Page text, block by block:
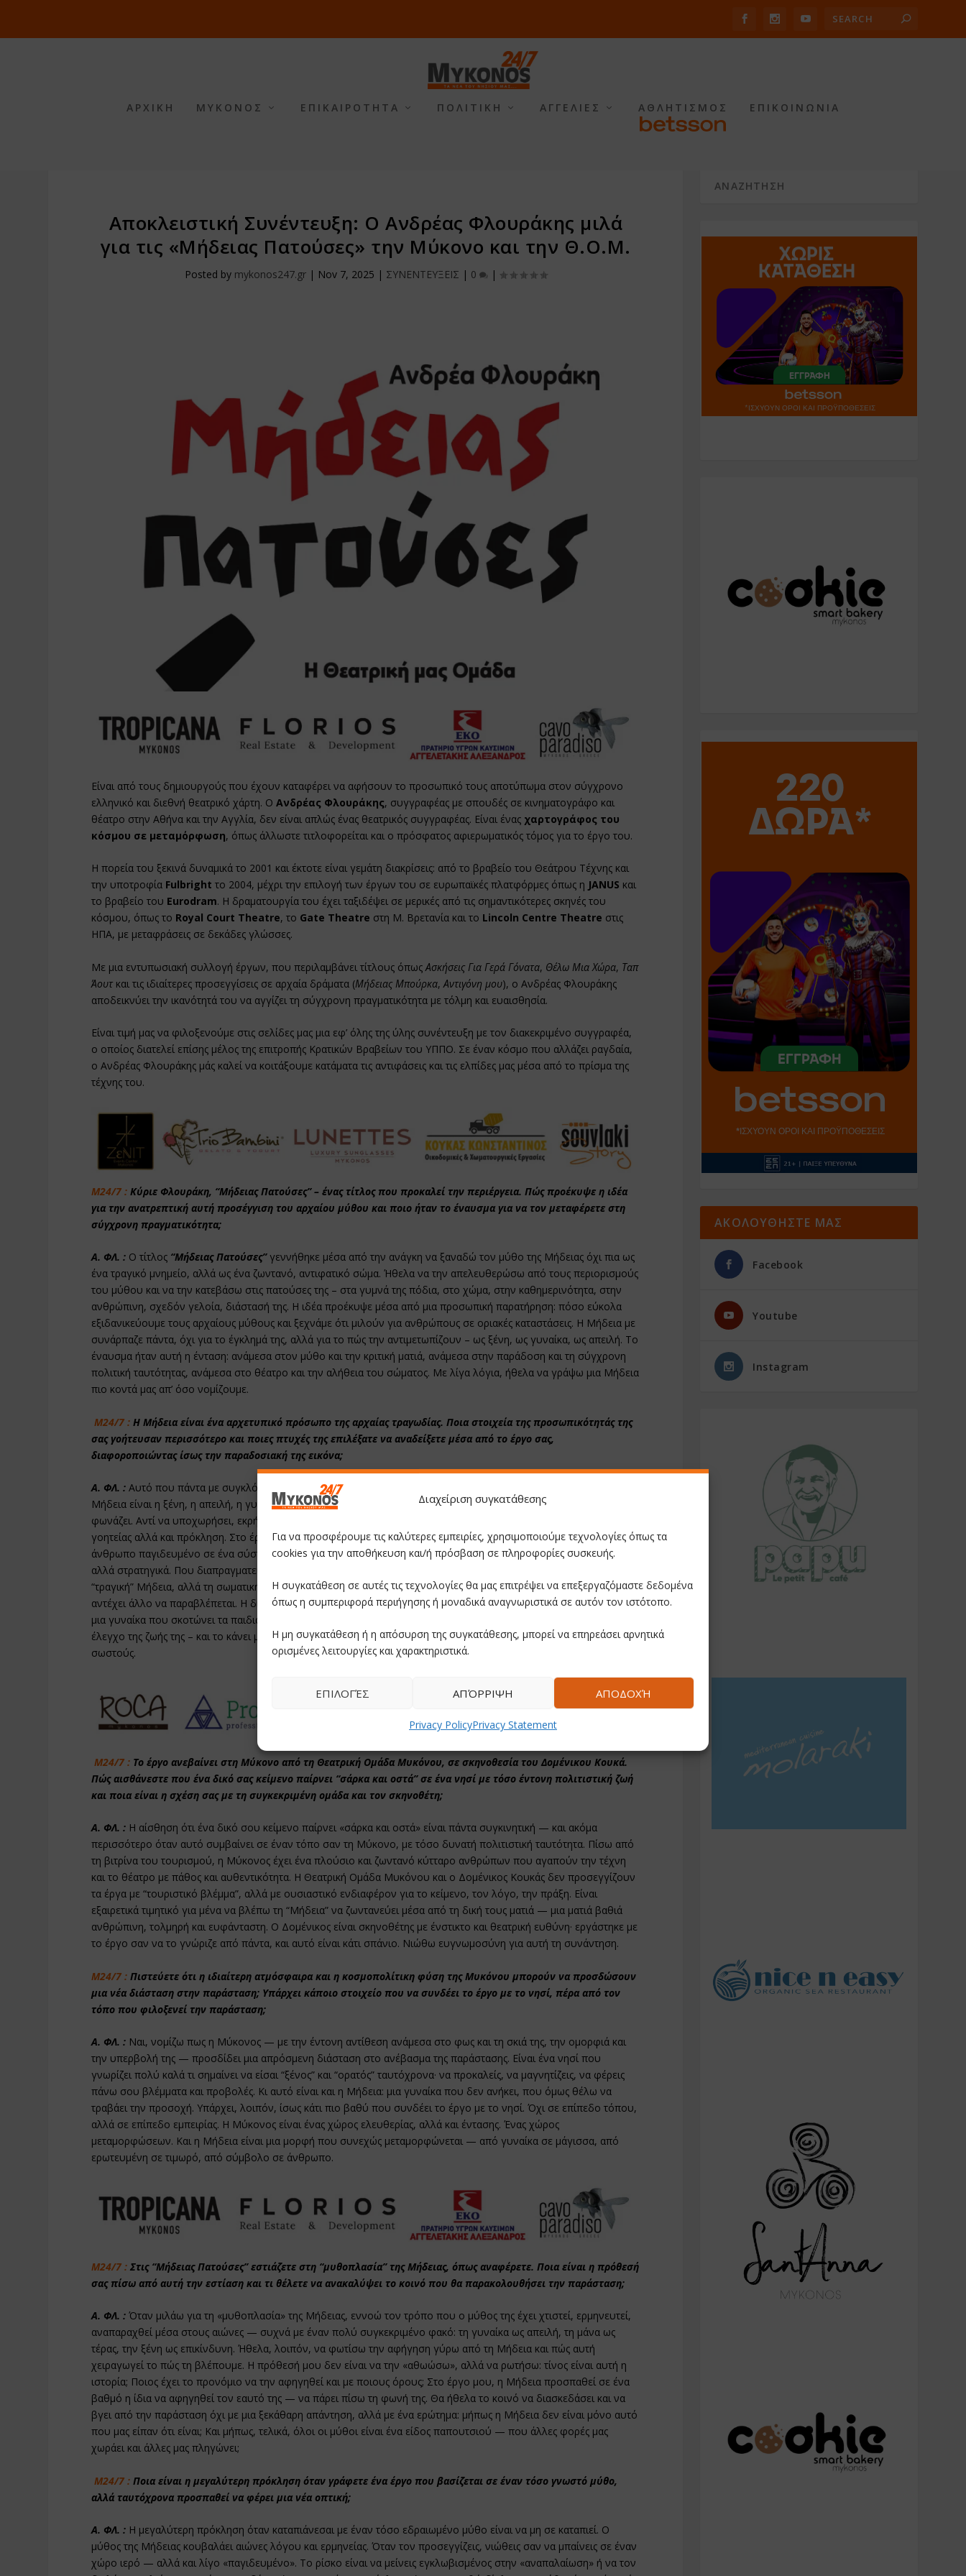
Διαχείριση συγκατάθεσης
Για να προσφέρουμε τις καλύτερες εμπειρίες, χρησιμοποιούμε τεχνολογίες όπως τα
cookies για την αποθήκευση και/ή πρόσβαση σε πληροφορίες συσκευής.
Η συγκατάθεση σε αυτές τις τεχνολογίες θα μας επιτρέψει να επεξεργαζόμαστε δεδομένα
όπως η συμπεριφορά περιήγησης ή μοναδικά αναγνωριστικά σε αυτόν τον ιστότοπο.
Η μη συγκατάθεση ή η απόσυρση της συγκατάθεσης, μπορεί να επηρεάσει αρνητικά
ορισμένες λειτουργίες και χαρακτηριστικά.
ΑΠΟΔΟΧΉ
ΑΠΌΡΡΙΨΗ
ΕΠΙΛΟΓΈΣ
Privacy PolicyPrivacy Statement
ΑΡΧΙΚΗ ΜΥΚΟΝΟΣ ΕΠΙΚΑΙΡΟΤΗΤΑ ΠΟΛΙΤΙΚΗ ΑΓΓΕΛΙΕΣ ΑΘΛΗΤΙΣΜΟΣ ΕΠΙΚΟΙΝΩΝΙΑ
Αποκλειστική Συνέντευξη: Ο Ανδρέας Φλουράκης μιλά
για τις «Μήδειας Πατούσες» την Μύκονο και την Θ.Ο.Μ.
Posted by mykonos247.gr| Nov 7, 2025 | ΣΥΝΕΝΤΕΥΞΕΙΣ | 0 |
Είναι από τους δημιουργούς που έχουν καταφέρει να αφήσουν το προσωπικό τους αποτύπωμα στον σύγχρονο
ελληνικό και διεθνή θεατρικό χάρτη. ΟΑνδρέας Φλουράκης, συγγραφέας με σπουδές σε κινηματογράφο και
θέατρο στην Αθήνα και την Αγγλία, δεν είναι απλώς ένας θεατρικός συγγραφέας. Είναι ένας χαρτογράφος του
κόσμου σε μεταμόρφωση, όπως άλλωστε τιτλοφορείται και ο πρόσφατος αφιερωματικός τόμος για το έργο του.
Η πορεία του ξεκινά δυναμικά το 2001 και έκτοτε είναι γεμάτη διακρίσεις: από το βραβείο του Θεάτρου Τέχνης και
την υποτροφία Fulbright το 2004, μέχρι την επιλογή των έργων του σε ευρωπαϊκές πλατφόρμες όπως η JANUS και
το βραβείο του Eurodram. Η δραματουργία του έχει ταξιδέψει σε μερικές από τις σημαντικότερες σκηνές του
κόσμου, όπως το Royal Court Theatre, το Gate Theatre στη Μ. Βρετανία και το Lincoln Centre Theatre στις
ΗΠΑ, με μεταφράσεις σε δεκάδες γλώσσες.
Με μια εντυπωσιακή συλλογή έργων, που περιλαμβάνει τίτλους όπωςΑσκήσεις Για Γερά Γόνατα, Θέλω Μια Χώρα, Ταπ
Άουτ και τις ιδιαίτερες προσεγγίσεις σε αρχαία δράματα (Μήδειας Μπούρκα,Αντιγόνη μου), ο Ανδρέας Φλουράκης
αποδεικνύει την ικανότητά του να αγγίζει τη σύγχρονη πραγματικότητα με τόλμη και ευαισθησία.
Είναι τιμή μας να φιλοξενούμε στις σελίδες μας μια εφ’ όλης της ύλης συνέντευξη με τον διακεκριμένο συγγραφέα,
ο οποίος διατελεί επίσης μέλος της επιτροπής Κρατικών Βραβείων του ΥΠΠΟ. Σε έναν κόσμο που αλλάζει ραγδαία,
ο Ανδρέας Φλουράκης μάς καλεί να κοιτάξουμε κατάματα τις αντιφάσεις και τις ελπίδες μας μέσα από το πρίσμα της
τέχνης του.
Μ24/7 :Κύριε Φλουράκη, “Μήδειας Πατούσες” – ένας τίτλος που προκαλεί την περιέργεια. Πώς προέκυψε η ιδέα
για την ανατρεπτική αυτή προσέγγιση του αρχαίου μύθου και ποιο ήταν το έναυσμα για να τον μεταφέρετε στη
σύγχρονη πραγματικότητα;
Α. ΦΛ. : Ο τίτλος “Μήδειας Πατούσες”γεννήθηκε μέσα από την ανάγκη να ξαναδώ τον μύθο της Μήδειας όχι πια ως
ένα τραγικό μνημείο, αλλά ως ένα ζωντανό, αντιφατικό σώμα. Ήθελα να την απελευθερώσω από τους περιορισμούς
του μύθου και να την κατεβάσω στις πατούσες της – στα γυμνά της πόδια, στο χώμα, στην καθημερινότητα, στην
ανθρώπινη, σχεδόν γελοία, διάστασή της. Η ιδέα προέκυψε μέσα από μια προσωπική παρατήρηση: πόσο εύκολα
εξιδανικεύουμε τους αρχαίους μύθους και ξεχνάμε ότι μιλούν για ανθρώπους σε οριακές καταστάσεις. Η Μήδεια με
συνάρπαζε πάντα, όχι για το έγκλημά της, αλλά για το πώς την αντιμετωπίζουν – ως ξένη, ως γυναίκα, ως απειλή. Το
έναυσμα ήταν αυτή η ένταση: ανάμεσα στον μύθο και την κριτική ματιά, ανάμεσα στην παράδοση και τη σύγχρονη
πολιτική ταυτότητας, ανάμεσα στο θέατρο και την αλήθεια του σώματος. Με λίγα λόγια, ήθελα να γράψω μια Μήδεια
πιο κοντά μας απ’ όσο νομίζουμε.
Μ24/7 :Η Μήδεια είναι ένα αρχετυπικό πρόσωπο της αρχαίας τραγωδίας. Ποια στοιχεία της προσωπικότητάς της
σας γοήτευσαν περισσότερο και ποιες πτυχές της επιλέξατε να αναδείξετε μέσα από το έργο σας,
διαφοροποιώντας ίσως την παραδοσιακή της εικόνα;
Α. ΦΛ. :Αυτό που πάντα με συγκλόνιζε στη Μήδεια δεν ήταν μόνο το έγκλημά της, αλλά η βαθιά της μοναξιά. Η
Μήδεια είναι η ξένη, η απειλή, η γυναίκα που δεν συμμορφώνεται. Είναι η φιγούρα εκείνη που, αντί να σιωπήσει,
φωνάζει. Αντί να υποχωρήσει, εκρήγνυται. Αυτό το στοιχείο της ασυμβίβαστης παρουσίας της ήταν για μένα πηγή
γοητείας αλλά και πρόκληση. Στο έργο μου επέλεξα να φωτίσω τη Μήδεια όχι ως θύμα ούτε ως τέρας, αλλά ως
άνθρωπο παγιδευμένο σε ένα σύστημα σχέσεων, εξουσιών και επιθυμιών. Μια γυναίκα που ερωτεύεται όχι αθώα,
αλλά στρατηγικά. Που διαπραγματεύεται με τον έρωτα, το σώμα της, την ταυτότητά της. Αναζητούσα όχι την
“τραγική” Μήδεια, αλλά τη σωματική – αυτή που ιδρώνει, που ζηλεύει, που παρασύρεται, που εκδικείται επειδή δεν
αντέχει άλλο να παραβλέπεται. Η διαφοροποίηση, λοιπόν, είναι πως δεν με ενδιέφερε να ξαναπώ έναν μύθο για
μια γυναίκα που σκοτώνει τα παιδιά της, αλλά να αφηγηθώ μια ιστορία για μια γυναίκα που θέλει να πάρει πίσω τον
έλεγχο της ζωής της – και το κάνει με όλους τους λάθος τρόπους. Ίσως γιατί δεν της έμαθε ποτέ κανείς τους
σωστούς.
Μ24/7 : Το έργο ανεβαίνει στη Μύκονο από τη Θεατρική Ομάδα Μυκόνου, σε σκηνοθεσία του Δομένικου Κουκά.
Πώς αισθάνεστε που ένα δικό σας κείμενο παίρνει “σάρκα και οστά” σε ένα νησί με τόσο έντονη πολιτιστική ζωή
και ποια είναι η σχέση σας με τη συγκεκριμένη ομάδα και τον σκηνοθέτη;
Α. ΦΛ. : Η αίσθηση ότι ένα δικό σου κείμενο παίρνει «σάρκα και οστά» είναι πάντα συγκινητική — και ακόμα
περισσότερο όταν αυτό συμβαίνει σε έναν τόπο σαν τη Μύκονο, με τόσο δυνατή πολιτιστική ταυτότητα. Πίσω από
τη βιτρίνα του τουρισμού, η Μύκονος έχει ένα πλούσιο και ζωντανό κύτταρο ανθρώπων που αγαπούν την τέχνη
και το θέατρο με πάθος και αυθεντικότητα. Η Θεατρική Ομάδα Μυκόνου και ο Δομένικος Κουκάς δεν προσεγγίζουν
τα έργα με “τουριστικό βλέμμα”, αλλά με ουσιαστικό ενδιαφέρον για το κείμενο, τον λόγο, την πράξη. Είναι
εξαιρετικά τιμητικό για μένα να βλέπω τη “Μήδεια” να ζωντανεύει μέσα από τη δική τους ματιά — μια ματιά βαθιά
ανθρώπινη, τολμηρή και ευφάνταστη. Ο Δομένικος είναι σκηνοθέτης με ένστικτο και θεατρική ευθύνη· εργάστηκε με
το έργο σαν να το γνώριζε από πάντα, και αυτό είναι κάτι σπάνιο. Νιώθω ευγνωμοσύνη για αυτή τη συνάντηση.
Μ24/7 :Πιστεύετε ότι η ιδιαίτερη ατμόσφαιρα και η κοσμοπολίτικη φύση της Μυκόνου μπορούν να προσδώσουν
μια νέα διάσταση στην παράσταση; Υπάρχει κάποιο στοιχείο που να συνδέει το έργο με το νησί, πέρα από τον
τόπο που φιλοξενεί την παράσταση;
Α. ΦΛ. : Ναι, νομίζω πως η Μύκονος — με την έντονη αντίθεση ανάμεσα στο φως και τη σκιά της, την ομορφιά και
την υπερβολή της — προσδίδει μια απρόσμενη διάσταση στο ανέβασμα της παράστασης. Είναι ένα νησί που
γνωρίζει πολύ καλά τι σημαίνει να είσαι “ξένος” και “ορατός” ταυτόχρονα· να προκαλείς, να μαγνητίζεις, να φέρεις
πάνω σου βλέμματα και προβολές. Κι αυτό είναι και η Μήδεια: μια γυναίκα που δεν ανήκει, που όμως θέλω να
τραβάει την προσοχή. Υπάρχει, λοιπόν, ίσως κάτι πιο βαθύ που συνδέει το έργο με το νησί. Όχι σε επίπεδο τόπου,
αλλά σε επίπεδο εμπειρίας. Η Μύκονος είναι ένας χώρος ελευθερίας, αλλά και έντασης. Ένας χώρος
μεταμορφώσεων. Και η Μήδεια είναι μια μορφή που συνεχώς μεταμορφώνεται — από γυναίκα σε μάγισσα, από
ερωτευμένη σε τιμωρό, από σύμβολο σε άνθρωπο.
Μ24/7 :Στις “Μήδειας Πατούσες” εστιάζετε στη “μυθοπλασία” της Μήδειας, όπως αναφέρετε. Ποια είναι η πρόθεσή
σας πίσω από αυτή την εστίαση και τι θέλετε να ανακαλύψει το κοινό που θα παρακολουθήσει την παράσταση;
Α. ΦΛ. :Όταν μιλάω για τη «μυθοπλασία» της Μήδειας, εννοώ τον τρόπο που ο μύθος της έχει χτιστεί, ερμηνευτεί,
αναπαραχθεί μέσα στους αιώνες — συχνά με έναν πολύ συγκεκριμένο φακό: τη γυναίκα ως απειλή, τη μάνα ως
τέρας, την ξένη ως επικίνδυνη. Ήθελα, λοιπόν, να φωτίσω την αφήγηση γύρω από τη Μήδεια και πώς αυτή
χειραγωγεί το πώς τη βλέπουμε. Η πρόθεσή μου δεν είναι να την «αθωώσω», αλλά να ρωτήσω: τίνος είναι αυτή η
ιστορία; Ποιος έχει το προνόμιο να την αφηγηθεί και με ποιους όρους; Στο έργο μου, η Μήδεια προσπαθεί σε ένα
βαθμό η ίδια να αφηγηθεί τον εαυτό της — να πάρει πίσω τη φωνή της. Θα ήθελα το κοινό να διασκεδάσει και να
βγει από την παράσταση όχι με μια ξεκάθαρη απάντηση, αλλά με ένα ερώτημα: μήπως η Μήδεια δεν είναι μόνο αυτό
που μας είπαν ότι είναι; Και μήπως, τελικά, όλοι οι μύθοι είναι ένα είδος παπουτσιού — που άλλες φορές μας
χωράει και άλλες μας πληγώνει;
Μ24/7 :Ποια είναι η μεγαλύτερη πρόκληση όταν γράφετε ένα έργο που βασίζεται σε έναν τόσο γνωστό μύθο,
αλλά ταυτόχρονα προσπαθεί να φέρει μια νέα οπτική;
Α. ΦΛ. : Η μεγαλύτερη πρόκληση όταν καταπιάνεσαι με έναν τόσο εδραιωμένο μύθο είναι να μη σε καταπιεί. Ο
μύθος της Μήδειας κουβαλάει αιώνες λόγου και ερμηνείας. Όταν τον προσεγγίζεις, νιώθεις σαν να μπαίνεις σε έναν
χώρο ιερό — αλλά και λίγο «παγιδευμένο». Το ρίσκο είναι να μείνεις εγκλωβισμένος στην «αναπαλαίωση» ή να τον
ΑΚΟΛΟΥΘΗΣΤΕ ΜΑΣ
Facebook
Youtube
Instagram